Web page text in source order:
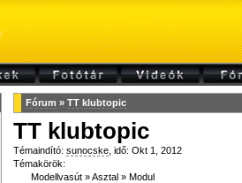
Fórum » TT klubtopic
TT klubtopic
Témaindító: sunocske , idő: Okt 1, 2012
Témakörök:
Modellvasút »Asztal » Modul